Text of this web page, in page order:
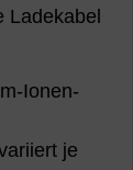
Ladekabel
Ionen-
je